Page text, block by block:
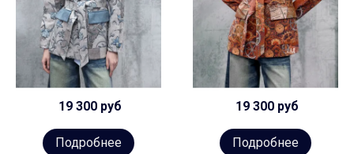
19 300 руб
Подробнее
19 300 руб
Подробнее